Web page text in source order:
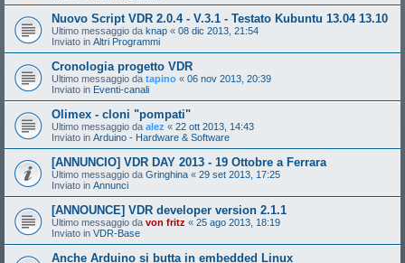
Nuovo Script VDR 2.0.4 - V.3.1 - Testato Kubuntu 13.04 13.10
Ultimo messaggio da knap « 08 dic 2013, 21:54
Inviato in Altri Programmi
Cronologia progetto VDR
Ultimo messaggio da tapino « 06 nov 2013, 20:39
Inviato in Eventi-canali
Olimex - cloni "pompati"
Ultimo messaggio da alez « 22 ott 2013, 14:43
Inviato in Arduino - Hardware & Software
[ANNUNCIO] VDR DAY 2013 - 19 Ottobre a Ferrara
Ultimo messaggio da Gringhina « 29 set 2013, 17:25
Inviato in Annunci
[ANNOUNCE] VDR developer version 2.1.1
Ultimo messaggio da von fritz « 25 ago 2013, 18:19
Inviato in VDR-Base
Anche Arduino si butta in embedded Linux